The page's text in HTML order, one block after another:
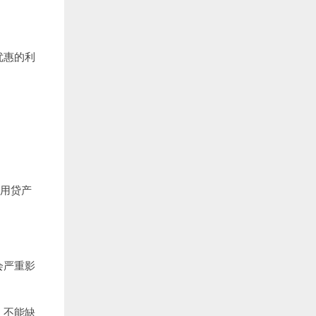
的利
贷产
严重影
不能缺